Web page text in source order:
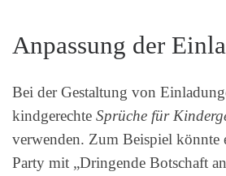
Anpassung der
Bei der Gestaltung von
kindgerechte Sprüche für
verwenden. Zum Beispiel könnte
Party mit „Dringende Botschaft